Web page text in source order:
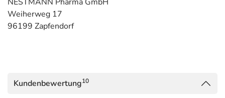
Weiherweg 17
96199 Zapfendorf
Kundenbewertung10